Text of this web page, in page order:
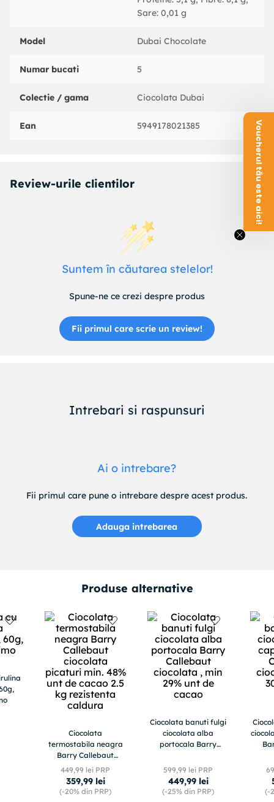
Sare: 0,01 g
Model Dubai Chocolate
Numar bucati 5
Colectie / gama Ciocolata Dubai
Ean 5949178021385
Review-urile clientilor
Suntem în căutarea stelelor!
Spune-ne ce crezi despre produs
Fii primul care scrie un review!
Intrebari si raspunsuri
Ai o intrebare?
Fii primul care pune o intrebare despre acest produs.
Adauga intrebarea
Produse alternative
Ciocolata
termostabila neagra
Barry Callebaut
ciocolata picaturi min.
48% unt de cacao 2.5
kg rezistenta caldura
449,99 lei PRP
359,99 lei
(-20% din PRP)
Ciocolata banuti fulgi
ciocolata alba
portocala Barry
min 29% unt de cacao
2.5 kg
599,99 lei PRP
449,99 lei
(-25% din PRP) (-
Voucherul tău este aici!